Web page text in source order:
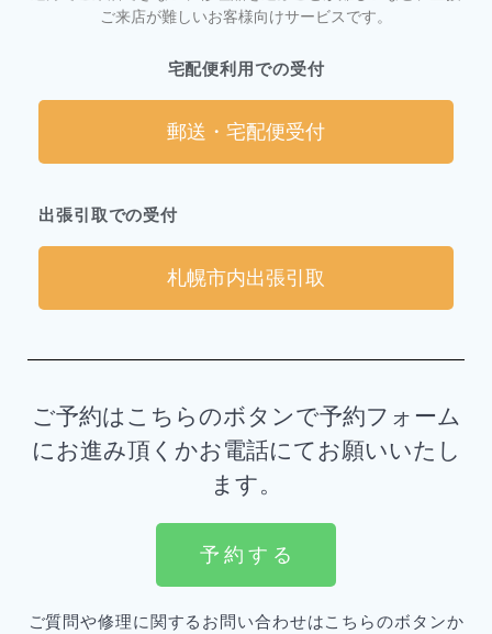
ご来店が難しいお客様向けサービスです。
宅配便利用での受付
郵送・宅配便受付
出張引取での受付
札幌市内出張引取
ご予約はこちらのボタンで予約フォーム
にお進み頂くかお電話にてお願いいたし
ます。
予 約 す る
ご質問や修理に関するお問い合わせはこちらのボタンか